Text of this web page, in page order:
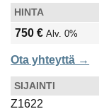
HINTA
750 € Alv. 0%
Ota yhteyttä →
SIJAINTI
Z1622